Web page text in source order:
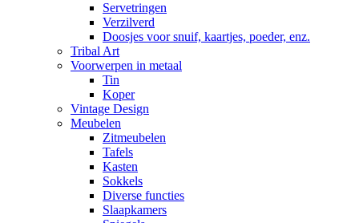
Servetringen
Verzilverd
Doosjes voor snuif, kaartjes, poeder, enz.
Tribal Art
Voorwerpen in metaal
Tin
Koper
Vintage Design
Meubelen
Zitmeubelen
Tafels
Kasten
Sokkels
Diverse functies
Slaapkamers